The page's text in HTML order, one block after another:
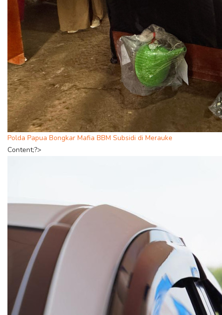
Polda Papua Bongkar Mafia BBM Subsidi di Merauke
Content;?>